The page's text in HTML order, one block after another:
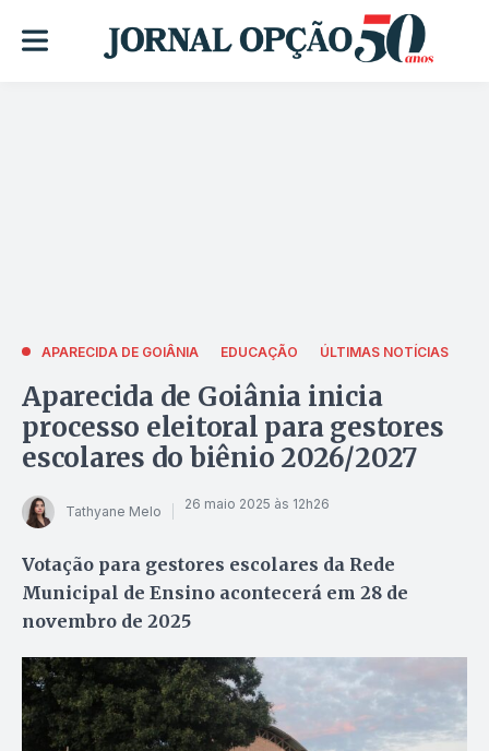
APARECIDA DE GOIÂNIA EDUCAÇÃO ÚLTIMAS NOTÍCIAS
Aparecida de Goiânia inicia
processo eleitoral para gestores
escolares do biênio 2026/2027
Tathyane Melo 26 maio 2025 às 12h26
Votação para gestores escolares da Rede
Municipal de Ensino acontecerá em 28 de
novembro de 2025